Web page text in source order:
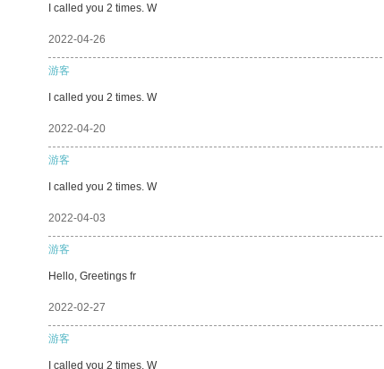
I called you 2 times. W
2022-04-26
游客
I called you 2 times. W
2022-04-20
游客
I called you 2 times. W
2022-04-03
游客
Hello, Greetings fr
2022-02-27
游客
I called you 2 times. W